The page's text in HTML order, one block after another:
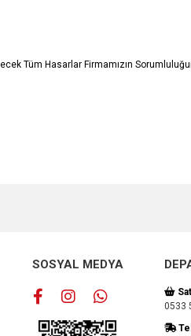
Tüm Hasarlar Firmamızın
SOSYAL MEDYA
0533